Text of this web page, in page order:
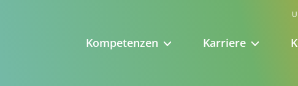
Kompetenzen Karriere